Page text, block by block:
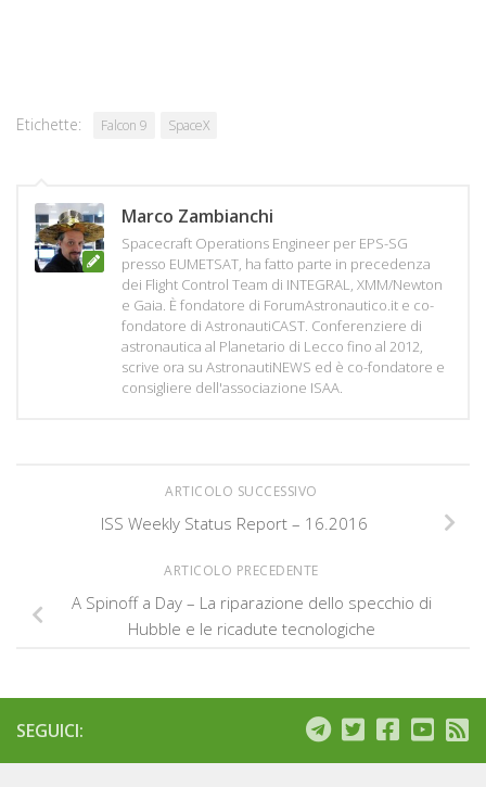
Etichette: Falcon 9 SpaceX
Marco Zambianchi
Spacecraft Operations Engineer per EPS-SG
presso EUMETSAT, ha fatto parte in precedenza
dei Flight Control Team di INTEGRAL, XMM/Newton
e Gaia. È fondatore di ForumAstronautico.it e co-
fondatore di AstronautiCAST. Conferenziere di
astronautica al Planetario di Lecco fino al 2012,
scrive ora su AstronautiNEWS ed è co-fondatore e
consigliere dell'associazione ISAA.
ARTICOLO SUCCESSIVO
ISS Weekly Status Report – 16.2016
ARTICOLO PRECEDENTE
A Spinoff a Day – La riparazione dello specchio di
Hubble e le ricadute tecnologiche
SEGUICI: